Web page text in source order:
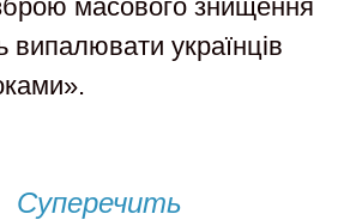
масового знищення
випалювати українців
Суперечить